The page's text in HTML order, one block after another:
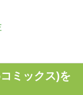
ミックス)を